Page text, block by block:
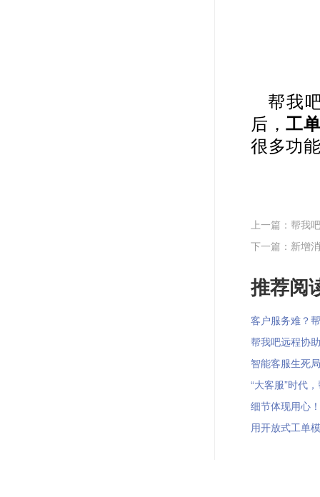
帮我
后，工
很多功
上一篇：帮我
下一篇：新增
推荐阅
客户服务难？
帮我吧远程协
智能客服生死
“大客服”时代
细节体现用心
用开放式工单